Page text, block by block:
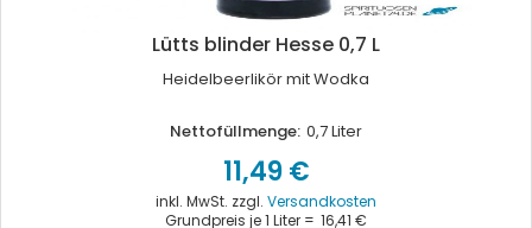
Lütts blinder Hesse 0,7 L
Heidelbeerlikör mit Wodka
Nettofüllmenge: 0,7 Liter
11,49 €
inkl. MwSt. zzgl. Versandkosten
Grundpreis je 1 Liter = 16,41 €